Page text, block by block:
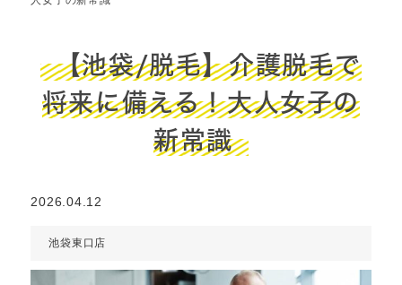
【池袋/脱毛】介護脱毛で
将来に備える！大人女子の
新常識
2026.04.12
池袋東口店